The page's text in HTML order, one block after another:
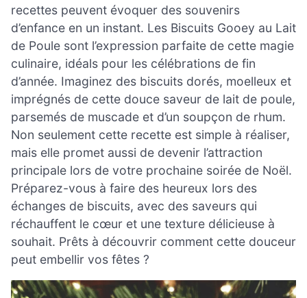
recettes peuvent évoquer des souvenirs
d’enfance en un instant. Les Biscuits Gooey au Lait
de Poule sont l’expression parfaite de cette magie
culinaire, idéals pour les célébrations de fin
d’année. Imaginez des biscuits dorés, moelleux et
imprégnés de cette douce saveur de lait de poule,
parsemés de muscade et d’un soupçon de rhum.
Non seulement cette recette est simple à réaliser,
mais elle promet aussi de devenir l’attraction
principale lors de votre prochaine soirée de Noël.
Préparez-vous à faire des heureux lors des
échanges de biscuits, avec des saveurs qui
réchauffent le cœur et une texture délicieuse à
souhait. Prêts à découvrir comment cette douceur
peut embellir vos fêtes ?